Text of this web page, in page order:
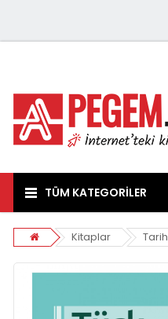
TÜM KATEGORİLER
Kitaplar Tarih